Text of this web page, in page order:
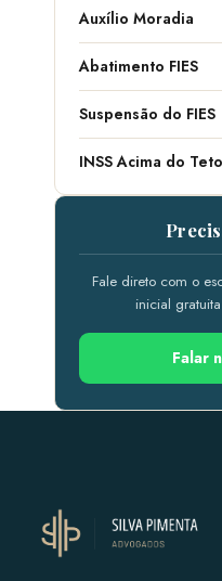
Auxílio Moradia
Abatimento FIES
Suspensão do FIES
INSS Acima do Teto
Fale direto com o
inicial
Falar